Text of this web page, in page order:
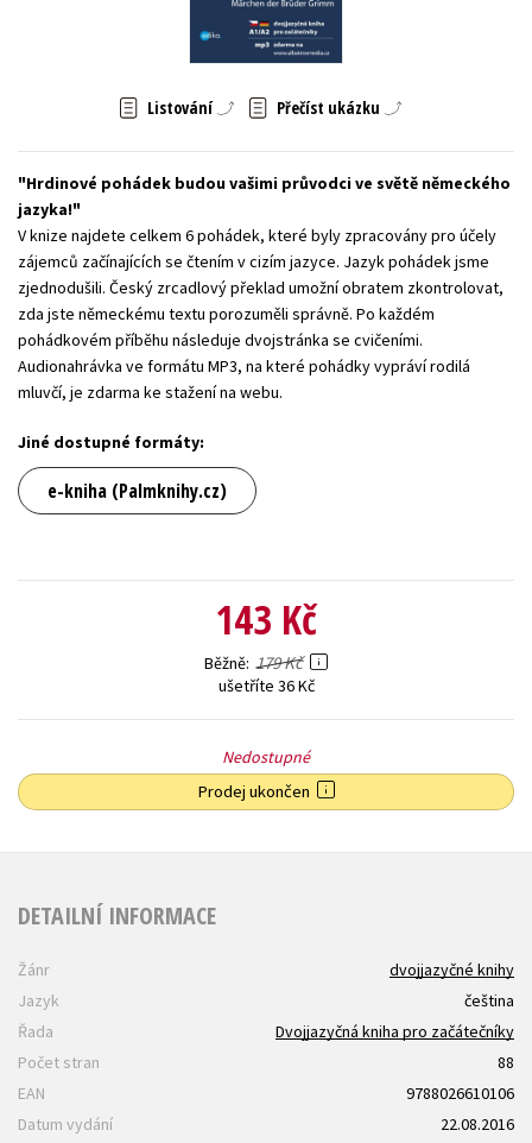
Zahraniční literatura
Listování Přečíst ukázku
Hrdinové pohádek budou vašimi průvodci ve světě německého
jazyka!
V knize najdete celkem 6 pohádek, které byly zpracovány pro účely
zájemců začínajících se čtením v cizím jazyce. Jazyk pohádek jsme
zjednodušili. Český zrcadlový překlad umožní obratem zkontrolovat,
zda jste německému textu porozuměli správně. Po každém
pohádkovém příběhu následuje dvojstránka se cvičeními.
Audionahrávka ve formátu MP3, na které pohádky vypráví rodilá
mluvčí, je zdarma ke stažení na webu.
Jiné dostupné formáty:
e-kniha (Palmknihy.cz)
143 Kč
Běžně 179 Kč
ušetříte 36 Kč
Nedostupné
Prodej ukončen
DETAILNÍ INFORMACE
Žánr
dvojjazyčné knihy
Jazyk
čeština
Řada
Dvojjazyčná kniha pro začátečníky
Počet stran
88
EAN
9788026610106
Datum vydání
22.08.2016